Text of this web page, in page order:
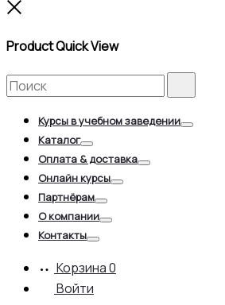
Product Quick View
Search
for:
Курсы в учебном заведении
Каталог
Toggle
Оплата & доставка
Онлайн курсы
Партнёрам
О компании
Контакты
Корзина0
Войти